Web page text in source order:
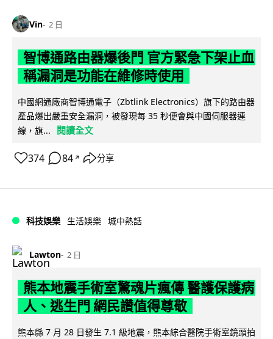
Vin 2 日
智博通路由器爆後門 官方緊急下架止血
稱漏洞是功能在維修時使用
中國網通廠商智博通電子（Zbtlink Electronics）旗下的路由器
產品爆出嚴重安全漏洞，被發現每 35 秒便會與中國伺服器連
線，旗...
閱讀全文
374 84 ↗ 分享
科技娛樂 生活娛樂 城中熱話
Lawton 2 日
熊本地震手術室驚魂片瘋傳 醫護保護病
人、逃生門 網民讚值得尊敬
熊本縣 7 月 28 日發生 7.1 級地震，熊本綜合醫院手術室鏡頭拍